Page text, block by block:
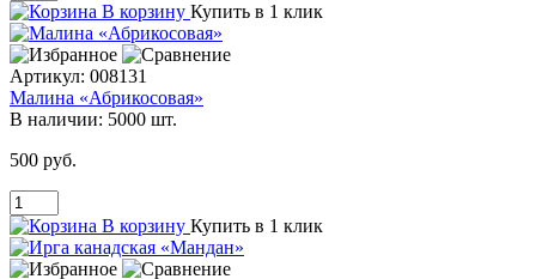
В корзину Купить в 1 клик
Артикул: 008131
Малина «Абрикосовая»
В наличии: 5000 шт.
500 руб.
В корзину Купить в 1 клик